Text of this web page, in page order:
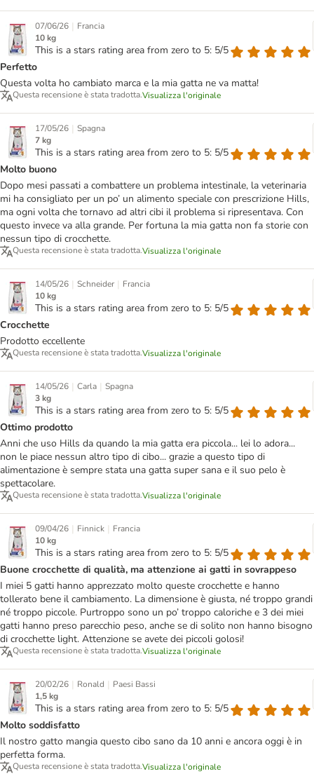
07/06/26 | Francia
10 kg
This is a stars rating area from zero to 5: 5/5
Perfetto
Questa volta ho cambiato marca e la mia gatta ne va matta!
Questa recensione è stata tradotta.Visualizza l'originale
17/05/26 | Spagna
7 kg
This is a stars rating area from zero to 5: 5/5
Molto buono
Dopo mesi passati a combattere un problema intestinale, la veterinaria
mi ha consigliato per un po’ un alimento speciale con prescrizione Hills,
ma ogni volta che tornavo ad altri cibi il problema si ripresentava. Con
questo invece va alla grande. Per fortuna la mia gatta non fa storie con
nessun tipo di crocchette.
Questa recensione è stata tradotta.Visualizza l'originale
14/05/26 | Schneider | Francia
10 kg
This is a stars rating area from zero to 5: 5/5
Crocchette
Prodotto eccellente
Questa recensione è stata tradotta.Visualizza l'originale
14/05/26 | Carla | Spagna
3 kg
This is a stars rating area from zero to 5: 5/5
Ottimo prodotto
Anni che uso Hills da quando la mia gatta era piccola... lei lo adora...
non le piace nessun altro tipo di cibo... grazie a questo tipo di
alimentazione è sempre stata una gatta super sana e il suo pelo è
spettacolare.
Questa recensione è stata tradotta.Visualizza l'originale
09/04/26 | Finnick | Francia
10 kg
This is a stars rating area from zero to 5: 5/5
Buone crocchette di qualità, ma attenzione ai gatti in sovrappeso
I miei 5 gatti hanno apprezzato molto queste crocchette e hanno
tollerato bene il cambiamento. La dimensione è giusta, né troppo grandi
né troppo piccole. Purtroppo sono un po’ troppo caloriche e 3 dei miei
gatti hanno preso parecchio peso, anche se di solito non hanno bisogno
di crocchette light. Attenzione se avete dei piccoli golosi!
Questa recensione è stata tradotta.Visualizza l'originale
20/02/26 | Ronald | Paesi Bassi
1,5 kg
This is a stars rating area from zero to 5: 5/5
Molto soddisfatto
Il nostro gatto mangia questo cibo sano da 10 anni e ancora oggi è in
perfetta forma.
Questa recensione è stata tradotta.Visualizza l'originale